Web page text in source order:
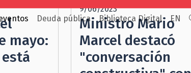
Deuda pública Biblioteca Digital EN
mayo:
9/06/2023
Ministro Mario
Marcel destacó
"conversación